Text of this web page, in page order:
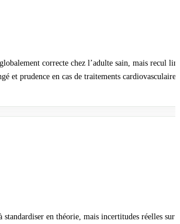
correcte chez l’adulte sain, mais recul
et prudence en cas de traitements
standardiser en théorie, mais incertitudes réelles sur